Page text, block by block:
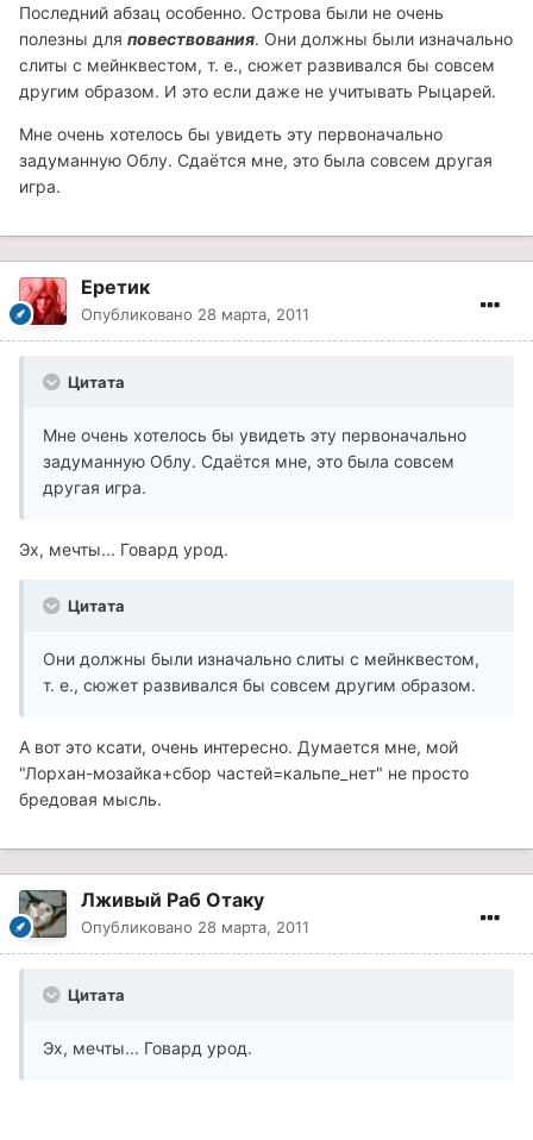
Последний абзац особенно. Острова были не очень
полезны для повествования. Они должны были изначально
слиты с мейнквестом, т. е., сюжет развивался бы совсем
другим образом. И это если даже не учитывать Рыцарей.
Мне очень хотелось бы увидеть эту первоначально
задуманную Облу. Сдаётся мне, это была совсем другая
игра.
Еретик
Опубликовано 28 марта, 2011
Цитата
Мне очень хотелось бы увидеть эту первоначально
задуманную Облу. Сдаётся мне, это была совсем
другая игра.
Эх, мечты... Говард урод.
Цитата
Они должны были изначально слиты с мейнквестом,
т. е., сюжет развивался бы совсем другим образом.
А вот это ксати, очень интересно. Думается мне, мой
"Лорхан-мозайка+сбор частей=кальпе_нет" не просто
бредовая мысль.
Лживый Раб Отаку
Опубликовано 28 марта, 2011
Цитата
Эх, мечты... Говард урод.